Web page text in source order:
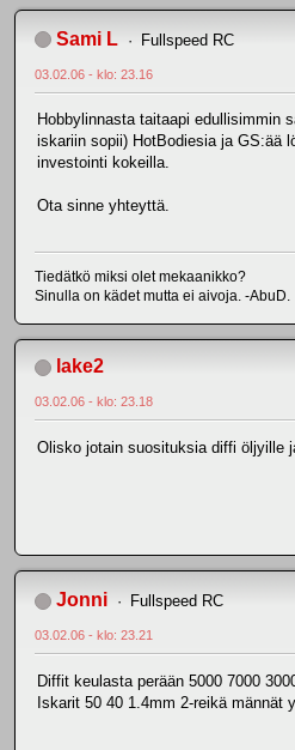
Sami L Fullspeed RC
03.02.06 - klo: 23.16
Hobbylinnasta taitaapi edullisimmin
iskariin sopii) HotBodiesia ja GS:ää
investointi kokeilla.
Ota sinne yhteyttä.
Tiedätkö miksi olet mekaanikko?
Sinulla on kädet mutta ei aivoja. -AbuD.
lake2
03.02.06 - klo: 23.18
Olisko jotain suosituksia diffi öljyille
Jonni Fullspeed RC
03.02.06 - klo: 23.21
Diffit keulasta perään 5000 7000
Iskarit 50 40 1.4mm 2-reikä männät